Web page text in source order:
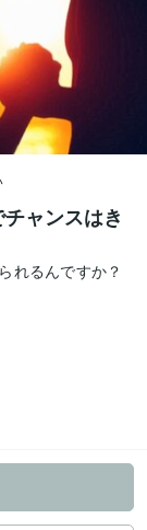
ャンスはき
れるんですか？